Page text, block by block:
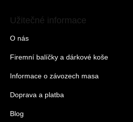
Užitečné informace
O nás
Firemní balíčky a dárkové koše
Informace o závozech masa
Doprava a platba
Blog